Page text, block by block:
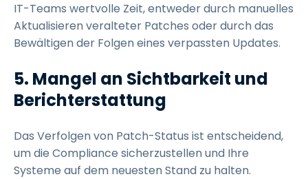
IT-Teams wertvolle Zeit, entweder durch manuelles
Aktualisieren veralteter Patches oder durch das
Bewältigen der Folgen eines verpassten Updates.
5. Mangel an Sichtbarkeit und
Berichterstattung
Das Verfolgen von Patch-Status ist entscheidend,
um die Compliance sicherzustellen und Ihre
Systeme auf dem neuesten Stand zu halten.